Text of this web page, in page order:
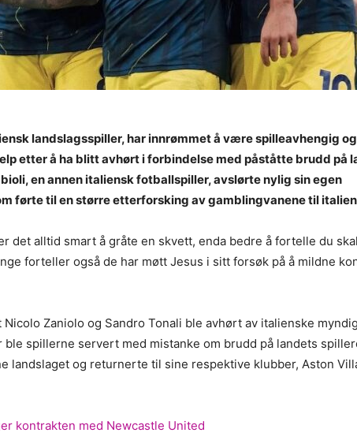
landslagsspiller, har innrømmet å være spilleavhengig
etter å ha blitt avhørt i forbindelse med påståtte brudd på
en annen italiensk fotballspiller, avslørte nylig sin egen
førte til en større etterforsking av gamblingvanene til
det alltid smart å gråte en skvett, enda bedre å fortelle du
forteller også de har møtt Jesus i sitt forsøk på å mildne
Nicolo Zaniolo og Sandro Tonali ble avhørt av italienske
ble spillerne servert med mistanke om brudd på landets
landslaget og returnerte til sine respektive klubber, Aston
kontrakten med Newcastle United